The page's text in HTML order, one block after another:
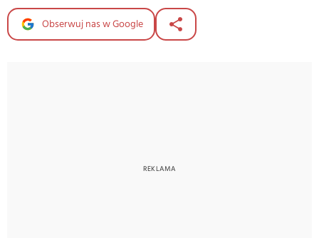
Obserwuj nas w Google